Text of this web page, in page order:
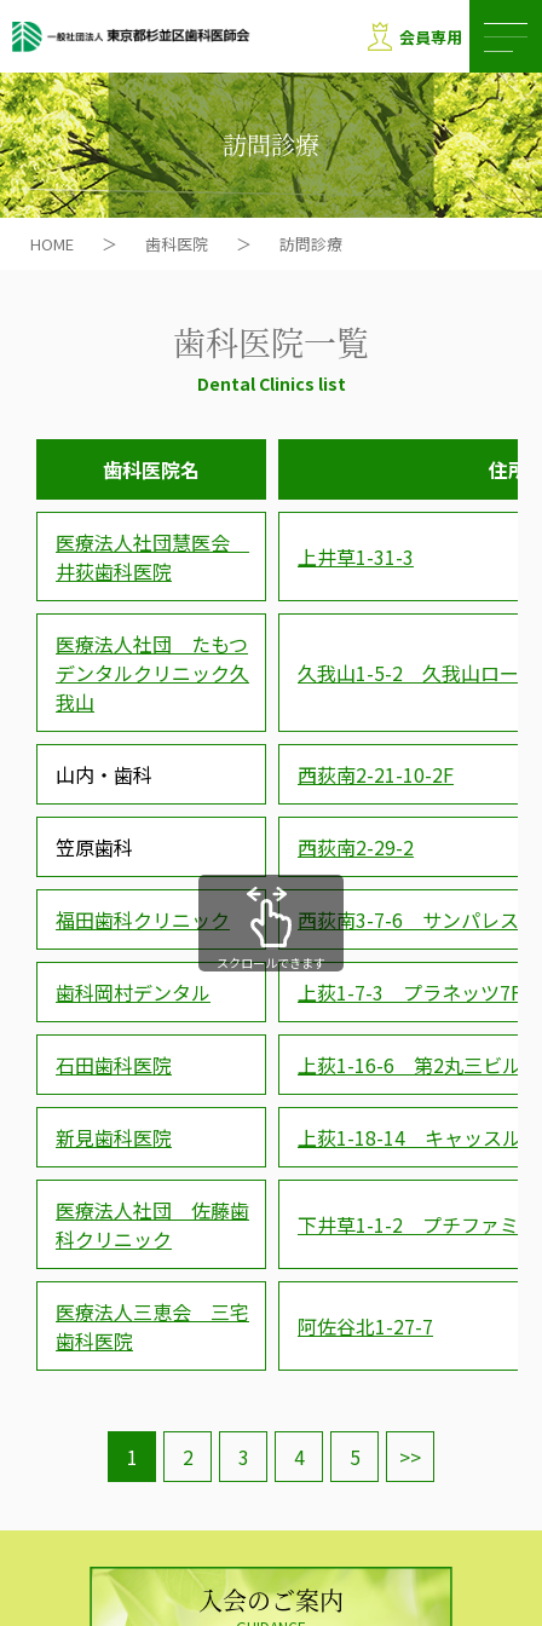
会員専用
訪問診療
HOME ＞ 歯科医院 ＞ 訪問診療
歯科医院一覧
Dental Clinics list
歯科医院名 住所
医療法人社団慧医会
井荻歯科医院
上井草1-31-3
医療法人社団 たもつ
デンタルクリニック久
我山
久我山1-5-2 久我山ロータ
山内・歯科 西荻南2-21-10-2F
笠原歯科 西荻南2-29-2
福田歯科クリニック 西荻南3-7-6 サンパレス
歯科岡村デンタル 上荻1-7-3 プラネッツ7F
石田歯科医院 上荻1-16-6 第2丸三ビル3F
新見歯科医院 上荻1-18-14 キャッスル
医療法人社団 佐藤歯
科クリニック
下井草1-1-2 プチファミー
医療法人三恵会 三宅
歯科医院
阿佐谷北1-27-7
スクロールできます
1 2 3 4 5 >>
入会のご案内